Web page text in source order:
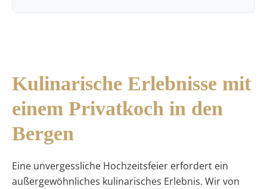
Kulinarische Erlebnisse mit
einem Privatkoch in den
Bergen
Eine unvergessliche Hochzeitsfeier erfordert ein
außergewöhnliches kulinarisches Erlebnis. Wir von